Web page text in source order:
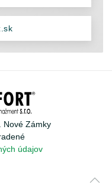
Zámky
údajov